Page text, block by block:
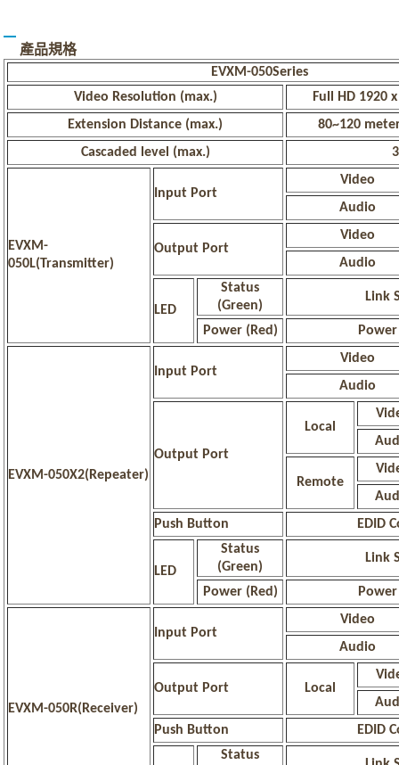
產品規格
EVXM-050Series
Video Resolution (max.)
Full HD 1920
Extension Distance (max.)
80~120
Cascaded level (max.)
EVXM-
050L(Transmitter)
Input Port
Video
Audio
Output Port
Video
Audio
LED
Status
(Green)
Link
Power (Red)
EVXM-050X2(Repeater)
Input Port
Video
Audio
Output Port
Local
Remote
Push Button
EDID
LED
Status
(Green)
Link
Power (Red)
EVXM-050R(Receiver)
Input Port
Video
Audio
Output Port Local
Push Button
EDID
Status